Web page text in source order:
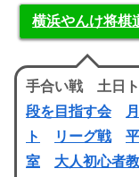
横浜やんけ将棋
手合い戦 土日
段を目指す会
ト
リーグ戦
室
大人初心者